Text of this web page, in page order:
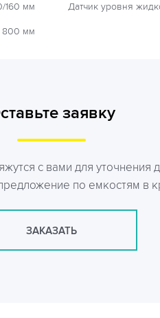
160 мм
800 мм
Датчик уровня
заявку
с вами для уточнения
по емкостям в
ЗАКАЗАТЬ